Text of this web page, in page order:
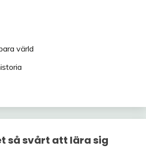
värld
så svårt att lära sig